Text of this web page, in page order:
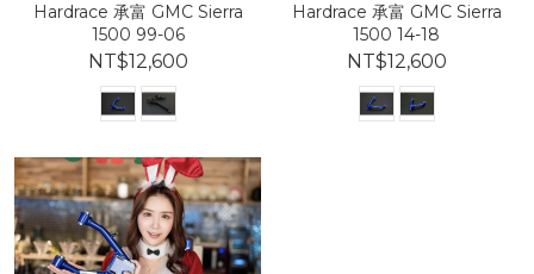
Hardrace 承富 GMC Sierra
1500 99-06
NT$12,600
Hardrace 承富 GMC Sierra
1500 14-18
NT$12,600